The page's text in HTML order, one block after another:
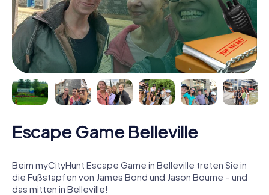
Escape Game Belleville
Beim myCityHunt Escape Game in Belleville treten Sie in
die Fußstapfen von James Bond und Jason Bourne – und
das mitten in Belleville!